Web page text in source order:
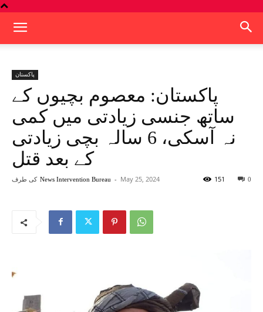
پاکستان
پاکستان: معصوم بچیوں کے
ساتھ جنسی زیادتی میں کمی
نہ آسکی، 6 سالہ بچی زیادتی
کے بعد قتل
کی طرف News Intervention Bureau - May 25, 2024 0
151